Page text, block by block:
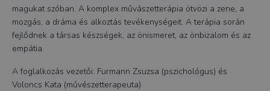
magukat szóban. A komplex művászetterápia ötvözi a zene, a
mozgás, a dráma és alkoztás tevékenységeit. A terápia során
fejlődnek a társas készségek, az önismeret, az önbizalom és az
empátia.
A foglalkozás vezetői: Furmann Zsuzsa (pszichológus) és
Voloncs Kata (művészetterapeuta)